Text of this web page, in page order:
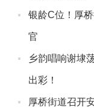
银龄C位！厚
官
乡韵唱响谢埭
出彩！
厚桥街道召开